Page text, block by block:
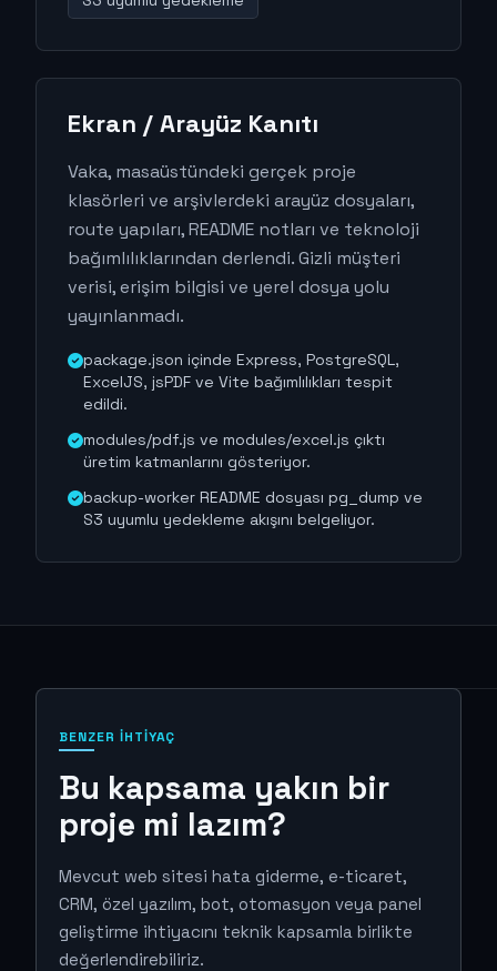
Ekran / Arayüz Kanıtı
Vaka, masaüstündeki gerçek proje
klasörleri ve arşivlerdeki arayüz dosyaları,
route yapıları, README notları ve teknoloji
bağımlılıklarından derlendi. Gizli müşteri
verisi, erişim bilgisi ve yerel dosya yolu
yayınlanmadı.
package.json içinde Express, PostgreSQL,
ExcelJS, jsPDF ve Vite bağımlılıkları tespit
edildi.
modules/pdf.js ve modules/excel.js çıktı
üretim katmanlarını gösteriyor.
backup-worker README dosyası pg_dump ve
S3 uyumlu yedekleme akışını belgeliyor.
BENZER İHTIYAÇ
Bu kapsama yakın bir
proje mi lazım?
Mevcut web sitesi hata giderme, e-ticaret,
CRM, özel yazılım, bot, otomasyon veya panel
geliştirme ihtiyacını teknik kapsamla birlikte
değerlendirebiliriz.